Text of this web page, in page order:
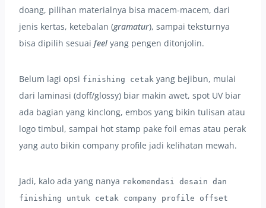
doang, pilihan materialnya bisa macem-macem, dari
jenis kertas, ketebalan (gramatur), sampai teksturnya
bisa dipilih sesuai feel yang pengen ditonjolin.
Belum lagi opsi finishing cetak yang bejibun, mulai
dari laminasi (doff/glossy) biar makin awet, spot UV biar
ada bagian yang kinclong, embos yang bikin tulisan atau
logo timbul, sampai hot stamp pake foil emas atau perak
yang auto bikin company profile jadi kelihatan mewah.
Jadi, kalo ada yang nanya rekomendasi desain dan
finishing untuk cetak company profile offset